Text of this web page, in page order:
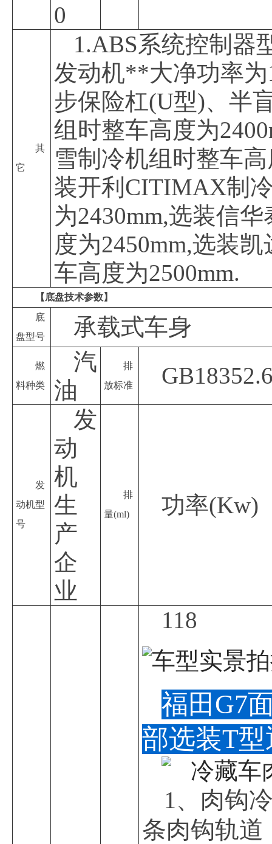
0
其
它
1.ABS系统控制器
发动机**大净功率为
步保险杠(U型)、半
组时整车高度为
雪制冷机组时整车
装开利CITIMAX制
为2430mm,选装信
度为2450mm,选装
车高度为2500mm.
【底盘技术参数】
底
盘型号
承载式车身
燃
料种类
汽
油
排
放标准
发
动机型
号
发
动
机
生
产
企
业
排
量(ml) 功率(Kw)
118
福田G7
部选装T
1、肉钩
条肉钩轨道